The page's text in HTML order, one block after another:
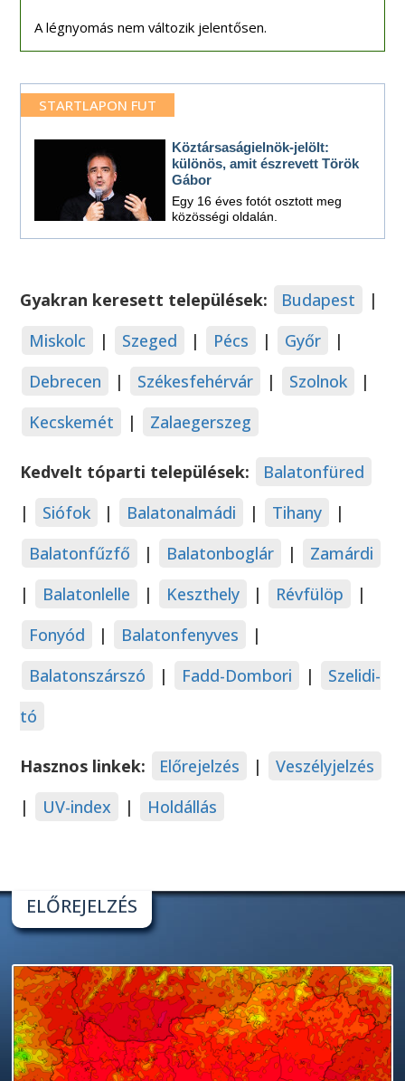
A légnyomás nem változik jelentősen.
STARTLAPON FUT
Köztársaságielnök-jelölt:
különös, amit észrevett Török
Gábor
Egy 16 éves fotót osztott meg
közösségi oldalán.
Gyakran keresett települések: Budapest
|
Miskolc
| Szeged | Pécs | Győr
|
Debrecen
| Székesfehérvár | Szolnok
|
Kecskemét
| Zalaegerszeg
Kedvelt tóparti települések:
Balatonfüred
|
Siófok | Balatonalmádi | Tihany
|
Balatonfűzfő
| Balatonboglár |
Zamárdi
|
Balatonlelle | Keszthely | Révfülöp
|
Fonyód
| Balatonfenyves
|
Balatonszárszó
| Fadd-Dombori |
Szelidi-
tó
Hasznos linkek: Előrejelzés |
Veszélyjelzés
|
UV-index | Holdállás
ELŐREJELZÉS